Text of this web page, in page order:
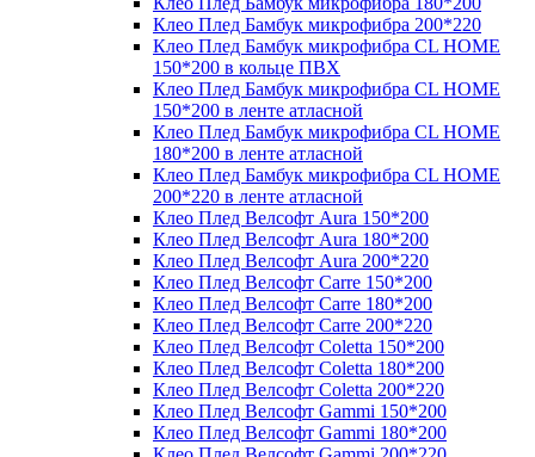
Клео Плед Бамбук микрофибра 200*220
Клео Плед Бамбук микрофибра CL HOME
150*200 в кольце ПВХ
Клео Плед Бамбук микрофибра CL HOME
150*200 в ленте атласной
Клео Плед Бамбук микрофибра CL HOME
180*200 в ленте атласной
Клео Плед Бамбук микрофибра CL HOME
200*220 в ленте атласной
Клео Плед Велсофт Aura 150*200
Клео Плед Велсофт Aura 180*200
Клео Плед Велсофт Aura 200*220
Клео Плед Велсофт Carre 150*200
Клео Плед Велсофт Carre 180*200
Клео Плед Велсофт Carre 200*220
Клео Плед Велсофт Coletta 150*200
Клео Плед Велсофт Coletta 180*200
Клео Плед Велсофт Coletta 200*220
Клео Плед Велсофт Gammi 150*200
Клео Плед Велсофт Gammi 180*200